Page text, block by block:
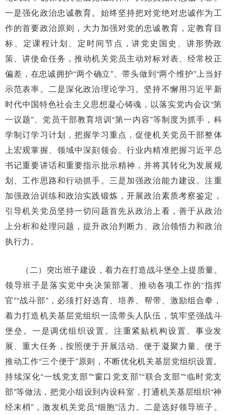
一是强化政治忠诚教育。始终坚持把对党绝对忠诚作为工
作的首要政治原则，大力加强对党的忠诚教育，定教育目
标、定课程计划、定时间节点，讲党史国史、讲形势政
策、讲使命任务，推动机关党员主动对标对表、经常校正
偏差，在忠诚拥护“两个确立”、带头做到“两个维护”上当好
示范表率。二是深化政治理论学习。坚持不懈用习近平新
时代中国特色社会主义思想凝心铸魂，以落实党内会议“第
一议题”、党员干部教育培训“第一内容”等制度为抓手，科
学制订学习计划，把握学习重点，促使机关党员干部整体
上宏观掌握、领域中深刻领会、行业内精准把握习近平总
书记重要讲话和重要指示批示精神，并将其转化为发展规
划、工作思路和行动抓手。三是加强政治能力建设。注重
加强政治训练和政治实践锻炼，开展政治素质考察鉴定，
引导机关党员坚持一切问题首先从政治上看，善于从政治
上分析和处理问题，提升政治判断力、政治领悟力和政治
执行力。
（二）突出班子建设，着力在打造战斗堡垒上提质量。
领导班子是落实党中央决策部署、推动各项工作的“指挥
官”“战斗部”，必须打好选育、培养、帮带、激励组合拳，
着力打造机关基层党组织一流带头人队伍，筑牢坚强战斗
堡垒。一是调优组织设置。注重紧贴机构设置、事业发
展、重大任务，按照便于开展活动、便于凝聚力量、便于
推动工作“三个便于”原则，不断优化机关基层党组织设置。
持续深化“一线党支部”“窗口党支部”“联合支部”“临时党支
部”等做法，把党小组设到内设科室，打通机关基层组织“神
经末梢”，激发机关党员“细胞”活力。二是选好领导班子。